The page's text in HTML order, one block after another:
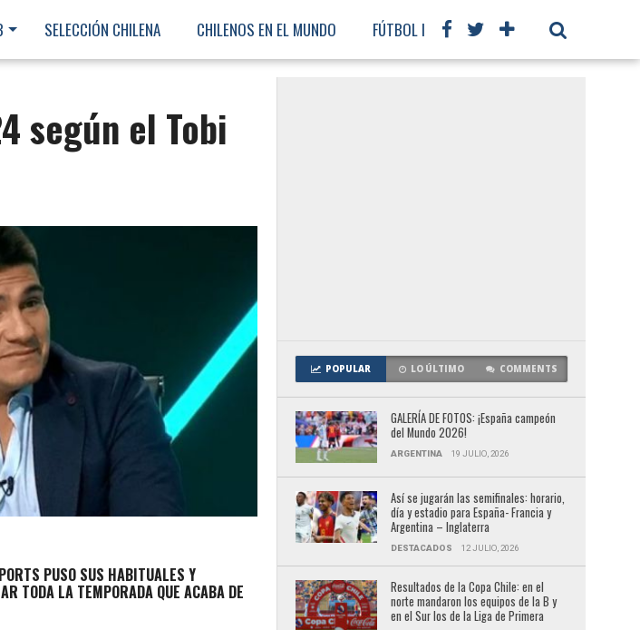
SELECCIÓN CHILENA CHILENOS EN EL MUNDO FÚTBOL INTERNACIONAL
según el Tobi
PUSO SUS HABITUALES Y
TODA LA TEMPORADA QUE ACABA DE
POPULAR LO ÚLTIMO COMMENTS
GALERÍA DE FOTOS: ¡España campeón
del Mundo 2026!
ARGENTINA 19 JULIO, 2026
Así se jugarán las semifinales: horario,
día y estadio para España- Francia y
Argentina – Inglaterra
DESTACADOS 12 JULIO, 2026
Resultados de la Copa Chile: en el
norte mandaron los equipos de la B y
en el Sur los de la Liga de Primera